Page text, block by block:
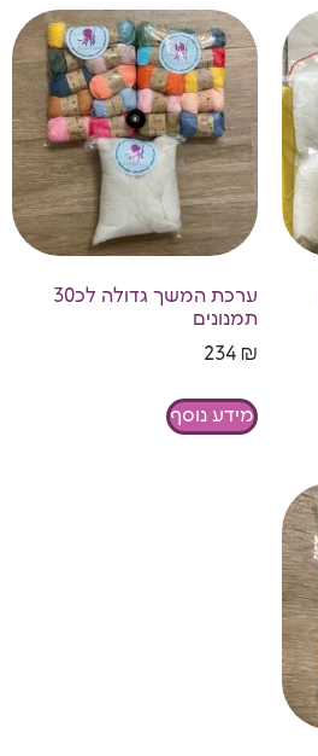
ערכת המשך גדולה לכ30
תמנונים
234 ₪
מידע נוסף